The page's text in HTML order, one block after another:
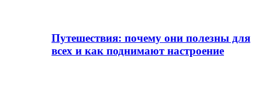
Путешествия: почему они полезны для
всех и как поднимают настроение